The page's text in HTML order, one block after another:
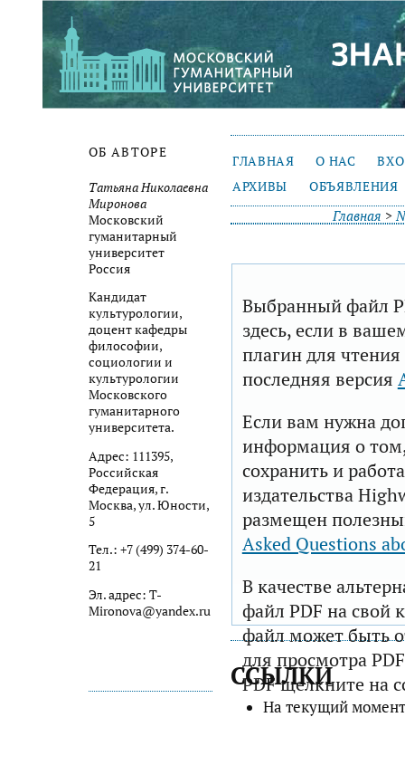
ОБ АВТОРЕ
Татьяна Николаевна
Миронова
Московский
гуманитарный
университет
Россия
Кандидат
культурологии,
доцент кафедры
философии,
социологии и
культурологии
Московского
гуманитарного
университета.
Адрес: 111395,
Российская
Федерация, г.
Москва, ул. Юности,
5
Тел.: +7 (499) 374-60-
21
Эл. адрес: T-
Mironova@yandex.ru
ГЛАВНАЯ О НАС
АРХИВЫ
ОБЪЯВЛЕНИЯ
Главная >
Выбранный файл
здесь, если в
плагин для
последняя версия
Если вам нужна
информация о том,
сохранить и
издательства
размещен
Asked Questions
В качестве
файл PDF на свой
файл может быть
для просмотра
PDF щелкните на
ССЫЛКИ
На текущий